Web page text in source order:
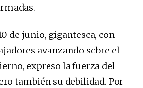
de junio, gigantesca, con
avanzando sobre el
expreso la fuerza del
también su debilidad. Por